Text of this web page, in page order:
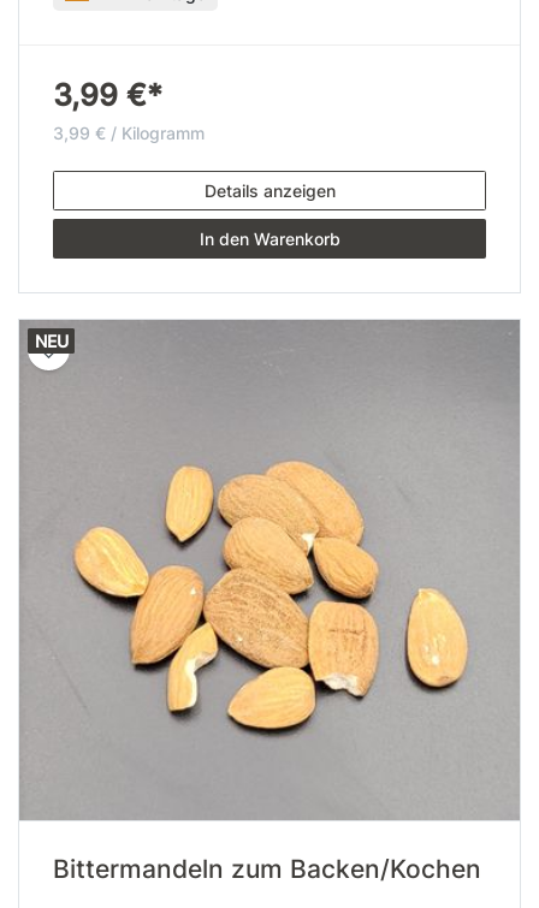
3,99 €*
3,99 € / Kilogramm
Details anzeigen
In den Warenkorb
NEU
Bittermandeln zum Backen/Kochen